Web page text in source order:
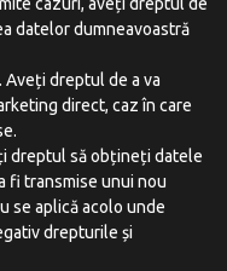
datelor dumneavoastră
dreptul de a va
direct, caz în care
dreptul să obțineți datele
fi transmise unui nou
se aplică acolo unde
drepturile și